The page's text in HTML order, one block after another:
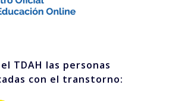
TDAH las personas
con el transtorno: